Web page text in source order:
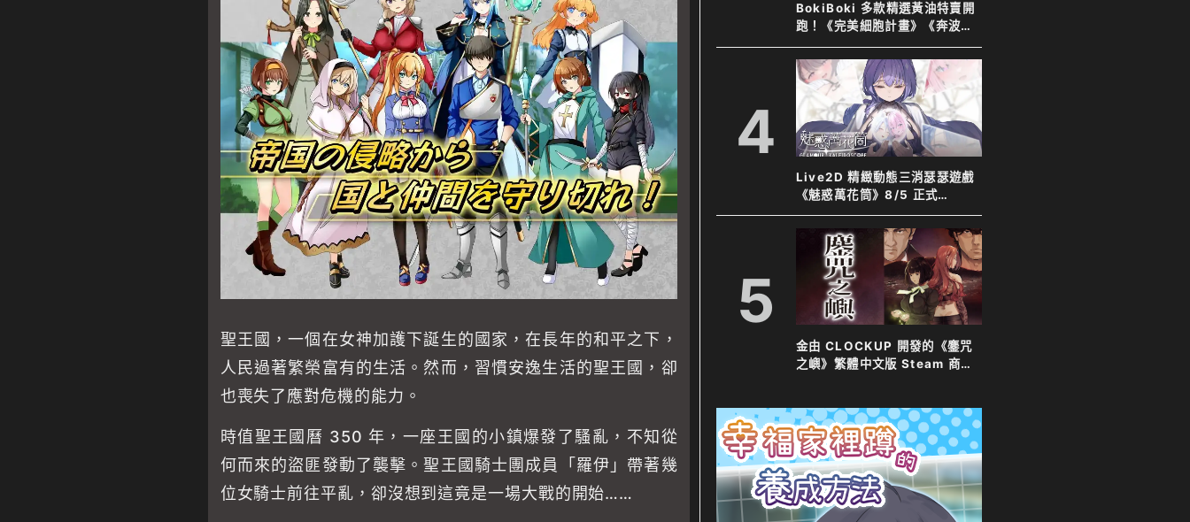
聖王國，一個在女神加護下誕生的國家，在長年的和平之下，
人民過著繁榮富有的生活。然而，習慣安逸生活的聖王國，卻
也喪失了應對危機的能力。
時值聖王國曆 350 年，一座王國的小鎮爆發了騷亂，不知從
何而來的盜匪發動了襲擊。聖王國騎士團成員「羅伊」帶著幾
位女騎士前往平亂，卻沒想到這竟是一場大戰的開始……
BokiBoki 多款精選黃油特賣開
跑！《完美細胞計畫》《奔波的
綾子小姐》等新舊作下殺７８
折！
4
Live2D 精緻動態三消瑟瑟遊戲
《魅惑萬花筒》8/5 正式
Steam 發售！
5
金由 CLOCKUP 開發的《鏖咒
之嶼》繁體中文版 Steam 商店